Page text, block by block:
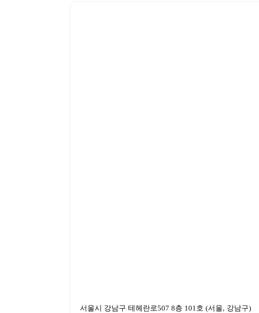
서울시 강남구 테헤란로507 8층 101호 (서울, 강남구)